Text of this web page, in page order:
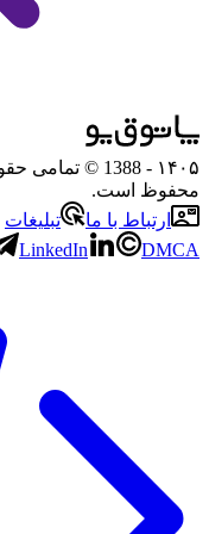
۱۴۰۵
- 1388 ©
محفوظ است.
ارتباط با ما
تبلیغات
LinkedIn DMCA